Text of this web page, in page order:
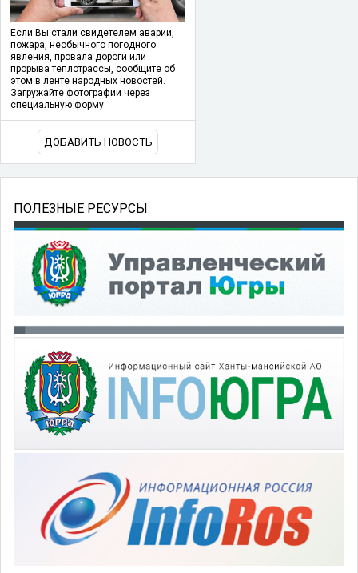
Если Вы стали свидетелем аварии,
пожара, необычного погодного
явления, провала дороги или
прорыва теплотрассы, сообщите об
этом в ленте народных новостей.
Загружайте фотографии через
специальную форму.
ДОБАВИТЬ НОВОСТЬ
ПОЛЕЗНЫЕ РЕСУРСЫ